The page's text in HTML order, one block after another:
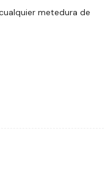
metedura de